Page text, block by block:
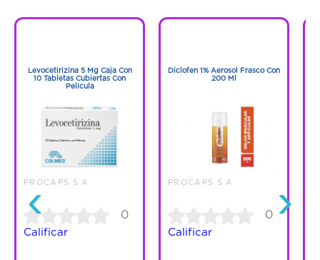
Código:1295087
‹
Levocetirizina 5 Mg Caja Con
10 Tabletas Cubiertas Con
Película
PROCAPS S A
0
Calificar
Diclofen 1% Aerosol Frasco Con
200 Ml
PROCAPS S A
0
Calificar
›